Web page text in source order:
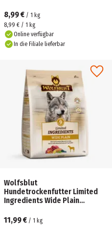
8,99 € / 1 kg
8,99 € / 1 kg
Online verfügbar
In die Filiale lieferbar
Wolfsblut
Hundetrockenfutter Limited
Ingredients Wide Plain
Süßkartoffeln
11,99 € / 1 kg